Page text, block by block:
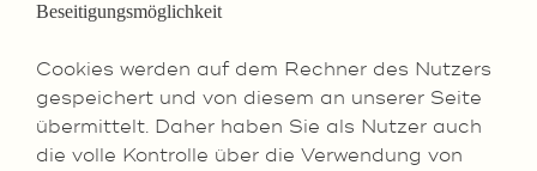
Beseitigungsmöglichkeit
Cookies werden auf dem Rechner des Nutzers
gespeichert und von diesem an unserer Seite
übermittelt. Daher haben Sie als Nutzer auch
die volle Kontrolle über die Verwendung von